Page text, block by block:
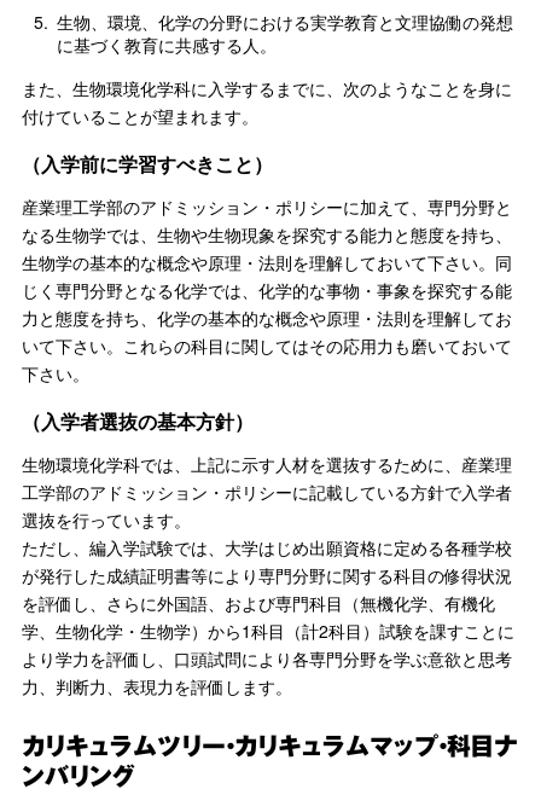
5. 生物、環境、化学の分野における実学教育と文理協働の発想
に基づく教育に共感する人。
また、生物環境化学科に入学するまでに、次のようなことを身に
付けていることが望まれます。
（入学前に学習すべきこと）
産業理工学部のアドミッション・ポリシーに加えて、専門分野と
なる生物学では、生物や生物現象を探究する能力と態度を持ち、
生物学の基本的な概念や原理・法則を理解しておいて下さい。同
じく専門分野となる化学では、化学的な事物・事象を探究する能
力と態度を持ち、化学の基本的な概念や原理・法則を理解してお
いて下さい。これらの科目に関してはその応用力も磨いておいて
下さい。
（入学者選抜の基本方針）
生物環境化学科では、上記に示す人材を選抜するために、産業理
工学部のアドミッション・ポリシーに記載している方針で入学者
選抜を行っています。
ただし、編入学試験では、大学はじめ出願資格に定める各種学校
が発行した成績証明書等により専門分野に関する科目の修得状況
を評価し、さらに外国語、および専門科目（無機化学、有機化
学、生物化学・生物学）から1科目（計2科目）試験を課すことに
より学力を評価し、口頭試問により各専門分野を学ぶ意欲と思考
力、判断力、表現力を評価します。
カリキュラムツリー・カリキュラムマップ・科目ナ
ンバリング